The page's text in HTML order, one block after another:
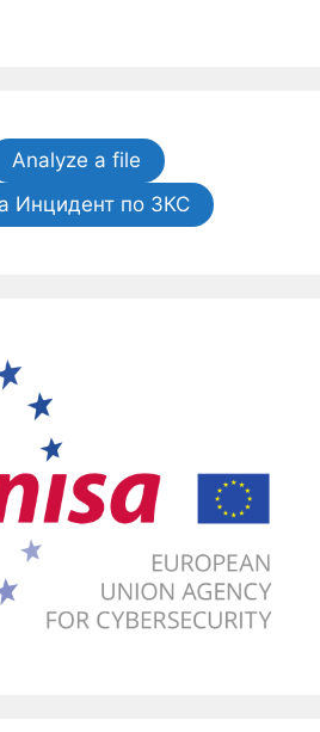
Analyze a file
Инцидент по ЗКС